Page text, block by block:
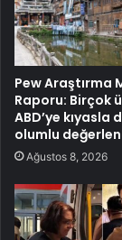
Pew Araştırma
Raporu: Birçok
ABD’ye kıyasla
olumlu
Ağustos 8, 2026